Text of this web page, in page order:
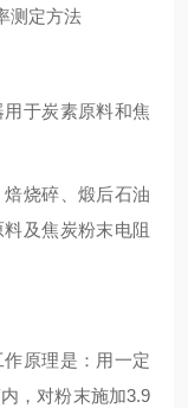
测定方法
用于炭素原料和焦
烧碎、煅后石油
及焦炭粉末电阻
原理是：用一定
，对粉末施加3.9